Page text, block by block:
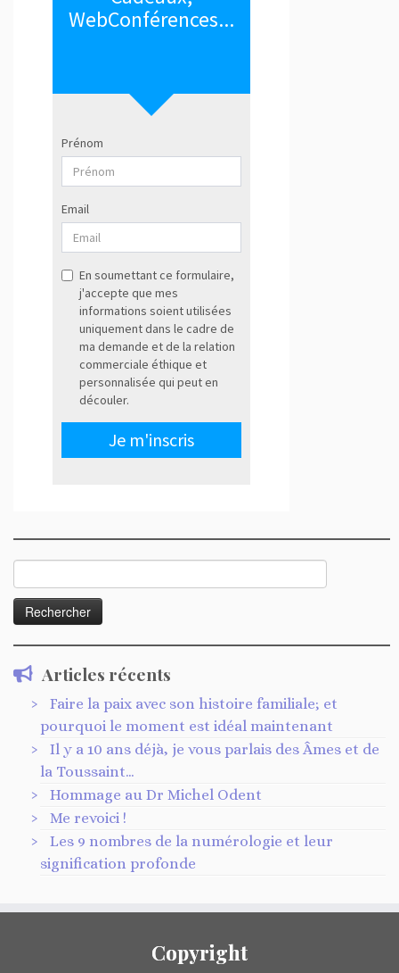
Articles récents
Faire la paix avec son histoire familiale; et
pourquoi le moment est idéal maintenant
Il y a 10 ans déjà, je vous parlais des Âmes et de
la Toussaint…
Hommage au Dr Michel Odent
Me revoici !
Les 9 nombres de la numérologie et leur
signification profonde
Copyright